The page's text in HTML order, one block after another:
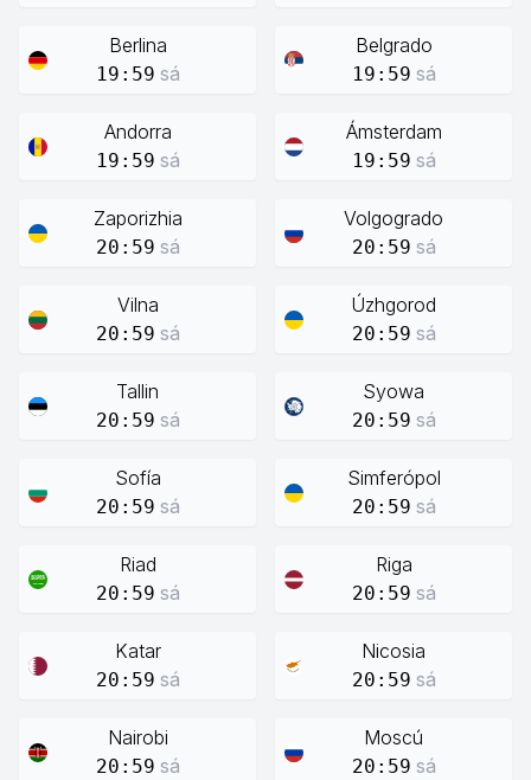
Berlina
19:59 sá
Belgrado
19:59 sá
Andorra
19:59 sá
Ámsterdam
19:59 sá
Zaporizhia
20:59 sá
Volgogrado
20:59 sá
Vilna
20:59 sá
Úzhgorod
20:59 sá
Tallin
20:59 sá
Syowa
20:59 sá
Sofía
20:59 sá
Simferópol
20:59 sá
Riad
20:59 sá
Riga
20:59 sá
Katar
20:59 sá
Nicosia
20:59 sá
Nairobi
20:59 sá
Moscú
20:59 sá